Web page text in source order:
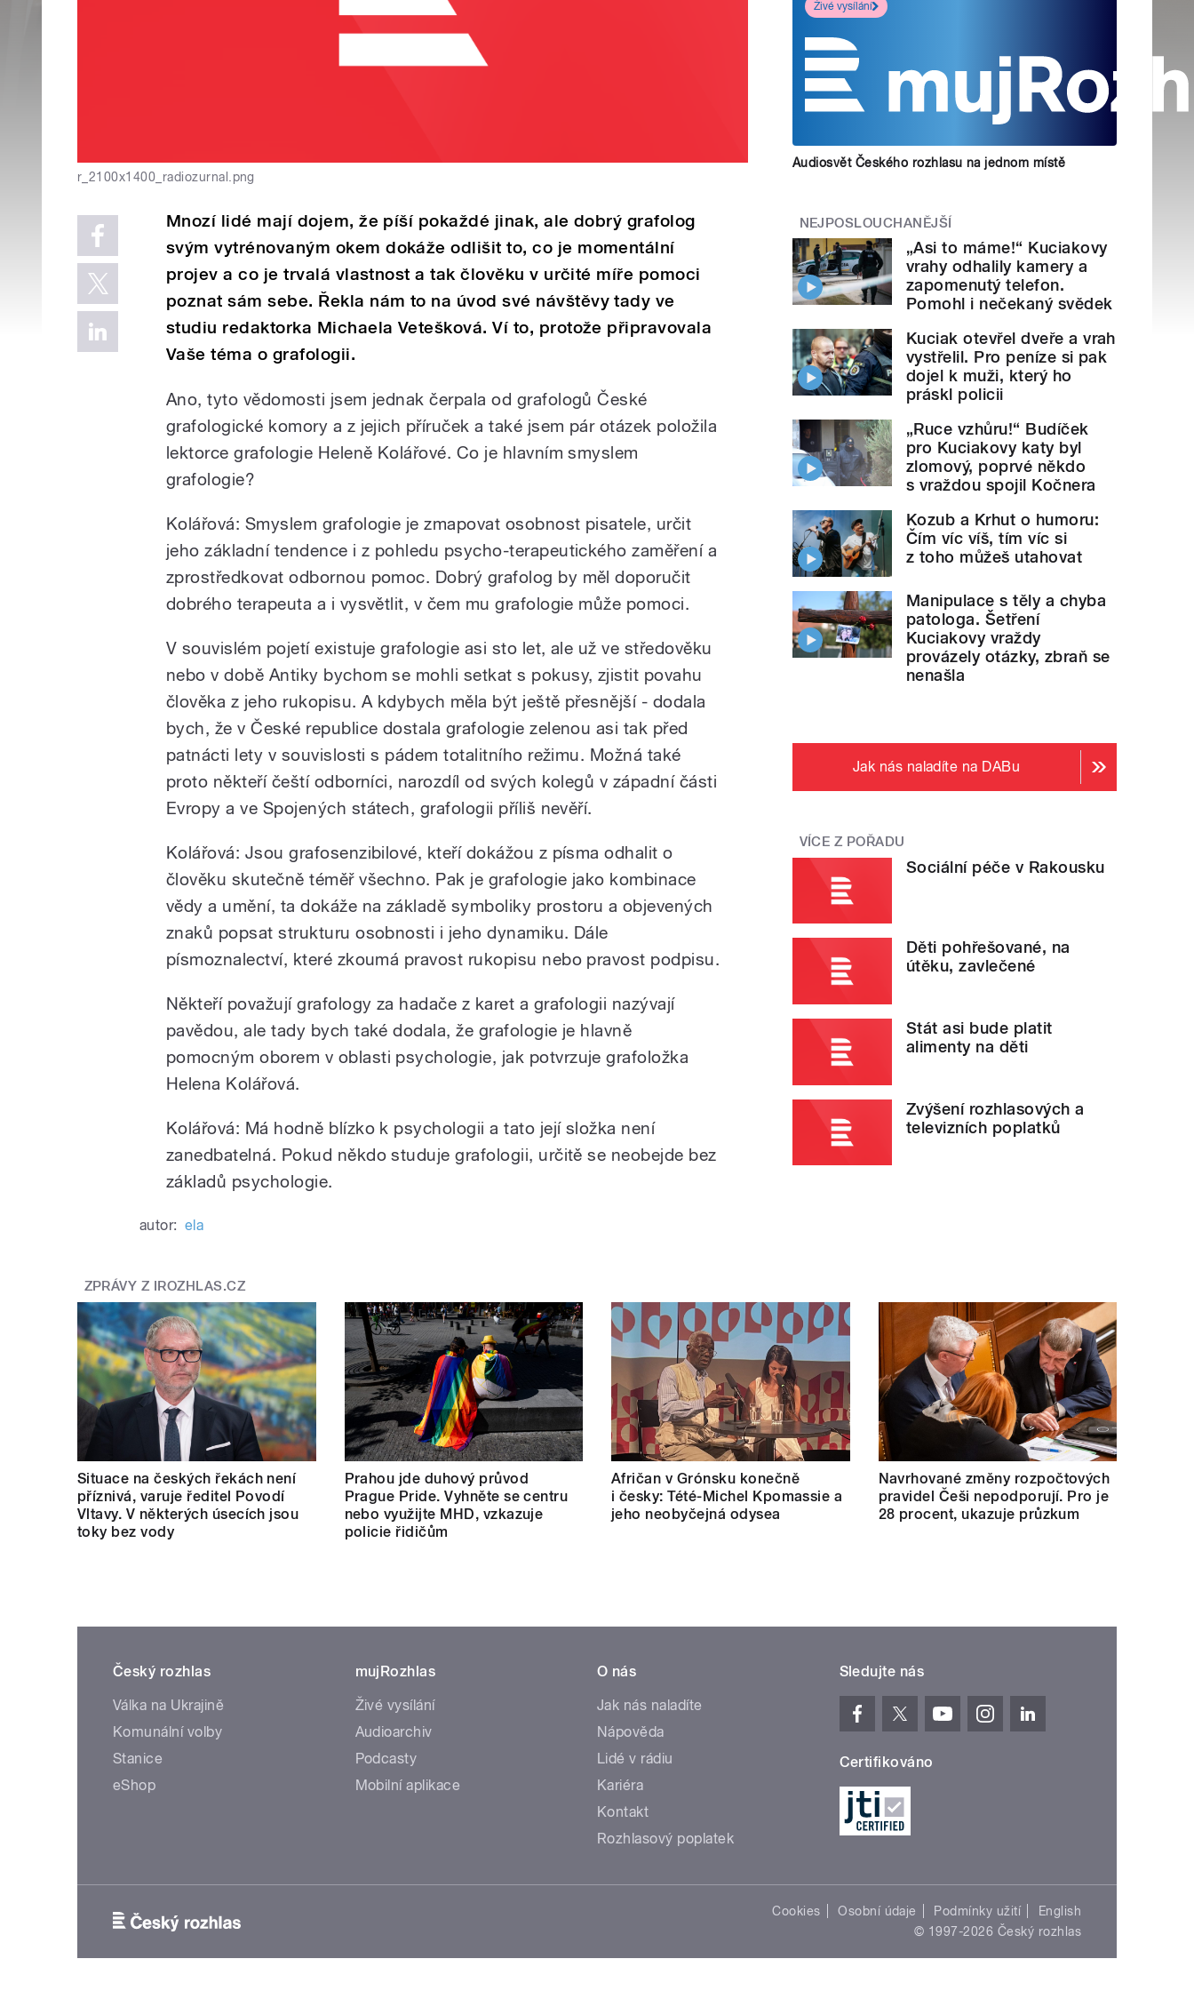
r_2100x1400_radiozurnal.png
Mnozí lidé mají dojem, že píší pokaždé jinak, ale dobrý grafolog
svým vytrénovaným okem dokáže odlišit to, co je momentální
projev a co je trvalá vlastnost a tak člověku v určité míře pomoci
poznat sám sebe. Řekla nám to na úvod své návštěvy tady ve
studiu redaktorka Michaela Vetešková. Ví to, protože připravovala
Vaše téma o grafologii.
Ano, tyto vědomosti jsem jednak čerpala od grafologů České
grafologické komory a z jejich příruček a také jsem pár otázek položila
lektorce grafologie Heleně Kolářové. Co je hlavním smyslem
grafologie?
Kolářová: Smyslem grafologie je zmapovat osobnost pisatele, určit
jeho základní tendence i z pohledu psycho-terapeutického zaměření a
zprostředkovat odbornou pomoc. Dobrý grafolog by měl doporučit
dobrého terapeuta a i vysvětlit, v čem mu grafologie může pomoci.
V souvislém pojetí existuje grafologie asi sto let, ale už ve středověku
nebo v době Antiky bychom se mohli setkat s pokusy, zjistit povahu
člověka z jeho rukopisu. A kdybych měla být ještě přesnější - dodala
bych, že v České republice dostala grafologie zelenou asi tak před
patnácti lety v souvislosti s pádem totalitního režimu. Možná také
proto někteří čeští odborníci, narozdíl od svých kolegů v západní části
Evropy a ve Spojených státech, grafologii příliš nevěří.
Kolářová: Jsou grafosenzibilové, kteří dokážou z písma odhalit o
člověku skutečně téměř všechno. Pak je grafologie jako kombinace
vědy a umění, ta dokáže na základě symboliky prostoru a objevených
znaků popsat strukturu osobnosti i jeho dynamiku. Dále
písmoznalectví, které zkoumá pravost rukopisu nebo pravost podpisu.
Někteří považují grafology za hadače z karet a grafologii nazývají
pavědou, ale tady bych také dodala, že grafologie je hlavně
pomocným oborem v oblasti psychologie, jak potvrzuje grafoložka
Helena Kolářová.
Kolářová: Má hodně blízko k psychologii a tato její složka není
zanedbatelná. Pokud někdo studuje grafologii, určitě se neobejde bez
základů psychologie.
autor: ela
Živé vysílání
Audiosvět Českého rozhlasu na jednom místě
NEJPOSLOUCHANĚJŠÍ
„Asi to máme!“ Kuciakovy
vrahy odhalily kamery a
zapomenutý telefon.
Pomohl i nečekaný svědek
Kuciak otevřel dveře a vrah
vystřelil. Pro peníze si pak
dojel k muži, který ho
práskl policii
„Ruce vzhůru!“ Budíček
pro Kuciakovy katy byl
zlomový, poprvé někdo
s vraždou spojil Kočnera
Kozub a Krhut o humoru:
Čím víc víš, tím víc si
z toho můžeš utahovat
Manipulace s těly a chyba
patologa. Šetření
Kuciakovy vraždy
provázely otázky, zbraň se
nenašla
Jak nás naladíte na DABu
VÍCE Z POŘADU
Sociální péče v Rakousku
Děti pohřešované, na
útěku, zavlečené
Stát asi bude platit
alimenty na děti
Zvýšení rozhlasových a
televizních poplatků
ZPRÁVY Z IROZHLAS.CZ
Situace na českých řekách není
příznivá, varuje ředitel Povodí
Vltavy. V některých úsecích jsou
toky bez vody
Prahou jde duhový průvod
Prague Pride. Vyhněte se centru
nebo využijte MHD, vzkazuje
policie řidičům
Afričan v Grónsku konečně
i česky: Tété-Michel Kpomassie a
jeho neobyčejná odysea
Navrhované změny rozpočtových
pravidel Češi nepodporují. Pro je
28 procent, ukazuje průzkum
Český rozhlas
Válka na Ukrajině
Komunální volby
Stanice
eShop
mujRozhlas
Živé vysílání
Audioarchiv
Podcasty
Mobilní aplikace
O nás
Jak nás naladíte
Nápověda
Lidé v rádiu
Kariéra
Kontakt
Rozhlasový poplatek
Sledujte nás
Certifikováno
Cookies Osobní údaje Podmínky užití
English
© 1997-2026 Český rozhlas